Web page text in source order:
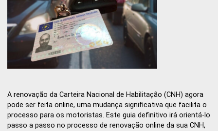
A renovação da Carteira Nacional de Habilitação (CNH) agora
pode ser feita online, uma mudança significativa que facilita o
processo para os motoristas. Este guia definitivo irá orientá-lo
passo a passo no processo de renovação online da sua CNH,